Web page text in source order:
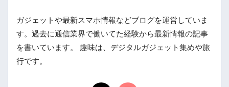
ガジェットや最新スマホ情報などブログを運営していま
す。過去に通信業界で働いてた経験から最新情報の記事
を書いています。 趣味は、デジタルガジェット集めや旅
行です。